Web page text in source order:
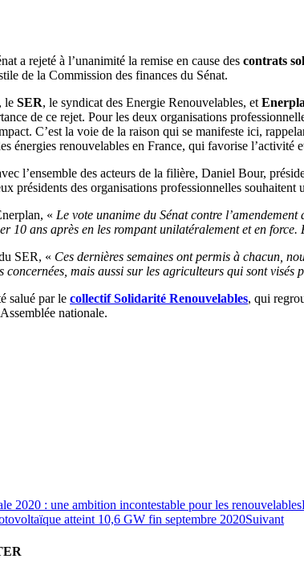
a rejeté à l’unanimité la remise en cause des contrats
de la Commission des finances du Sénat.
le SER, le syndicat des Energie Renouvelables, et
de ce rejet. Pour les deux organisations
C’est la voie de la raison qui se manifeste ici,
énergies renouvelables en France, qui favorise
l’ensemble des acteurs de la filière, Daniel Bour,
présidents des organisations professionnelles souhaitent
« Le vote unanime du Sénat contre
10 ans après en les rompant unilatéralement et en
SER, « Ces dernières semaines ont permis à chacun,
concernées, mais aussi sur les agriculteurs qui sont visés
salué par le collectif Solidarité Renouvelables, qui
nationale.
2020 : une ambition incontestable pour les renouvelables
atteint 10,6 GW fin septembre 2020Suivant